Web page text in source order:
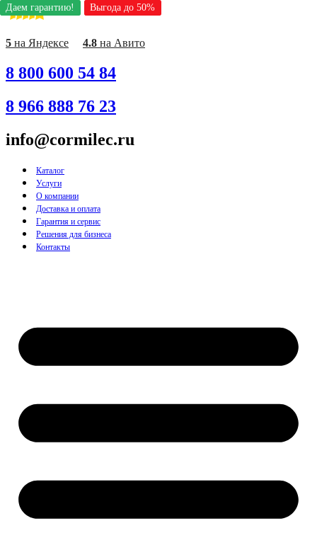
Перейти
к
содержимому
5 на Яндексе 4.8 на Авито
8 800 600 54 84
8 966 888 76 23
info@cormilec.ru
Каталог
Услуги
О компании
Доставка и оплата
Гарантия и сервис
Решения для бизнеса
Контакты
Даем гарантию! Выгода до 50%
Даем гарантию! Выгода до 50%
Даем гарантию! Выгода до 50%